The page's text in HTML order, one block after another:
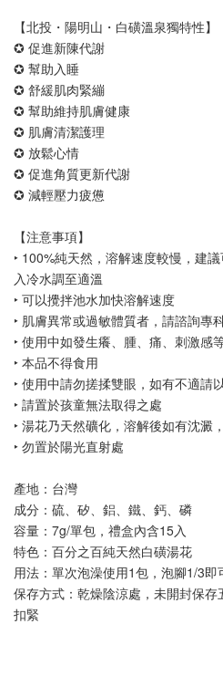
【北投・陽明山・白磺溫泉獨特性】
✪ 促進新陳代謝
✪ 幫助入睡
✪ 舒緩肌肉緊繃
✪ 幫助維持肌膚健康
✪ 肌膚清潔護理
✪ 放鬆心情
✪ 促進角質更新代謝
✪ 減輕壓力疲憊
【注意事項】
‣ 100%純天然，溶解速度較慢，建
入冷水調至適溫
‣ 可以攪拌池水加快溶解速度
‣ 肌膚異常或過敏體質者，請諮詢專
‣ 使用中如發生癢、腫、痛、刺激感
‣ 本品不得食用
‣ 使用中請勿搓揉雙眼，如有不適請
‣ 請置於孩童無法取得之處
‣ 湯花乃天然礦化，溶解後如有沈澱
‣ 勿置於陽光直射處
產地：台灣
成分：硫、矽、鋁、鐵、鈣、磷
容量：7g/單包，禮盒內含15入
特色：百分之百純天然白磺湯花
用法： 單次泡澡使用1包，泡腳1/3即
保存方式：乾燥陰涼處，未開封保
扣緊